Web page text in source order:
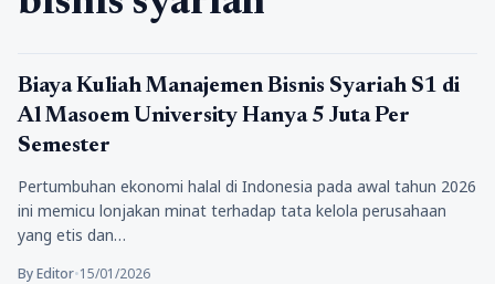
Pendidikan
Biaya Kuliah Manajemen Bisnis Syariah S1 di
Al Masoem University Hanya 5 Juta Per
Semester
Pertumbuhan ekonomi halal di Indonesia pada awal tahun 2026
ini memicu lonjakan minat terhadap tata kelola perusahaan
yang etis dan…
By Editor•15/01/2026